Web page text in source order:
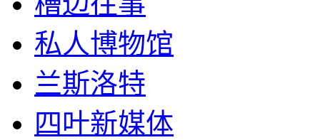
私人博物馆
兰斯洛特
四叶新媒体